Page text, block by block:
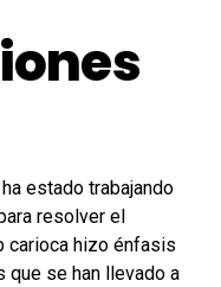
estado trabajando
resolver el
carioca hizo énfasis
que se han llevado a